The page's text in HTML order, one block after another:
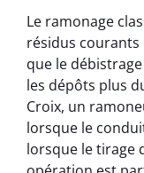
Le ramonage
résidus
que le
les dépôts plus
Croix, un
lorsque le
lorsque le tirage